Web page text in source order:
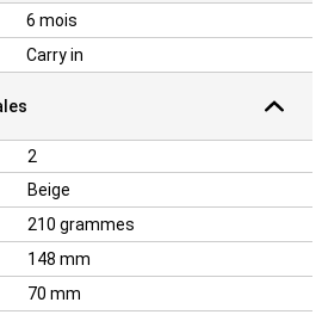
6 mois
Carry in
2
Beige
210 grammes
148 mm
70 mm